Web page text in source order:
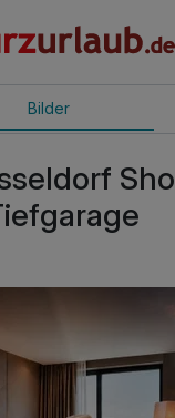
Bilder